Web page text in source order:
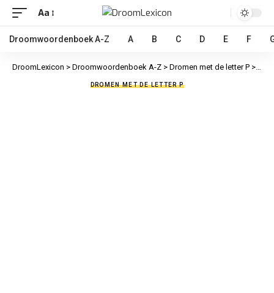
Aa
Droomwoordenboek A-Z A B C D E F
DroomLexicon > Droomwoordenboek A-Z > Dromen met de letter P >
DROMEN MET DE LETTER P